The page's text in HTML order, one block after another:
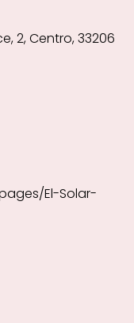
2, Centro, 33206
El-Solar-